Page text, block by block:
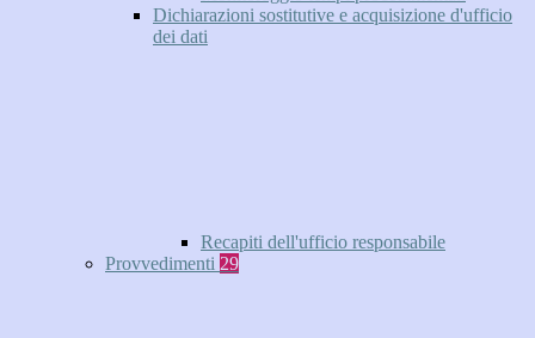
Dichiarazioni sostitutive e acquisizione d'ufficio
dei dati
Recapiti dell'ufficio responsabile
Provvedimenti 29